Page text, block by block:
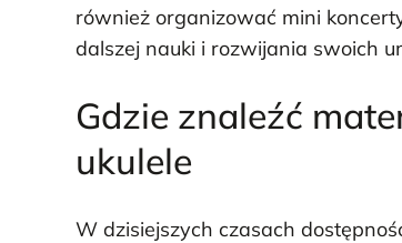
również organizować mini
dalszej nauki i rozwijania swoich
Gdzie znaleźć
ukulele
W dzisiejszych czasach